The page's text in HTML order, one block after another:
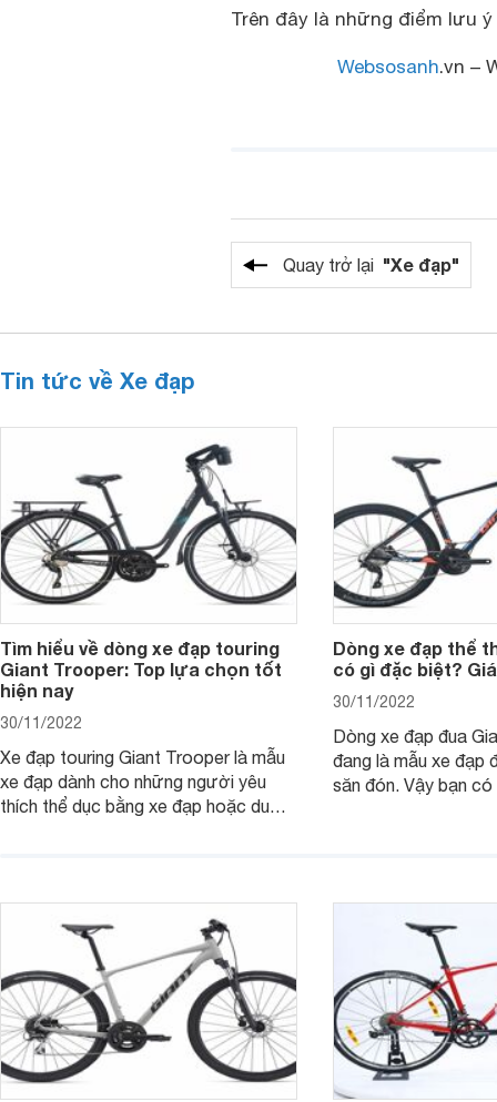
Trên đây là những điểm lưu
Websosanh.vn –
Quay trở lại "Xe đạp"
Tin tức về Xe đạp
Tìm hiểu về dòng xe đạp touring
Giant Trooper: Top lựa chọn tốt
hiện nay
30/11/2022
Xe đạp touring Giant Trooper là mẫu
xe đạp dành cho những người yêu
thích thể dục bằng xe đạp hoặc du
hiện nay?
Dòng xe đạp thể
có gì đặc biệt?
30/11/2022
Dòng xe đạp đua
đang là mẫu xe đạp
săn đón. Vậy bạn